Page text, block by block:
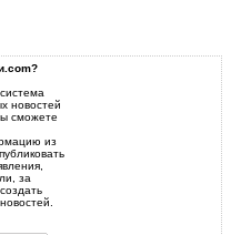
новостей
сможете
из
за